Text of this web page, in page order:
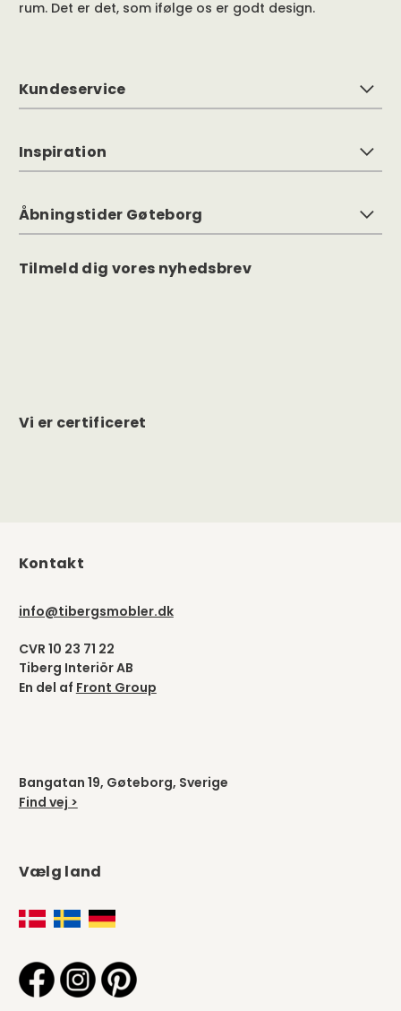
rum. Det er det, som ifølge os er godt design.
Kundeservice
Inspiration
Åbningstider Gøteborg
Tilmeld dig vores nyhedsbrev
Vi er certificeret
Kontakt
info@tibergsmobler.dk
CVR 10 23 71 22
Tiberg Interiör AB
En del af Front Group
Bangatan 19, Gøteborg, Sverige
Find vej >
Vælg land